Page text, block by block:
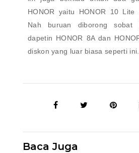
HONOR yaitu HONOR 10 Lite
Nah buruan diborong sobat
dapetin HONOR 8A dan
diskon yang luar biasa seperti
Baca Juga